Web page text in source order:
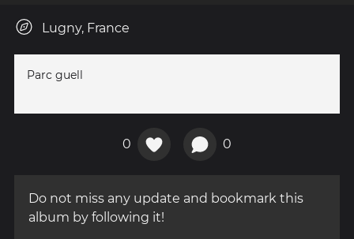
Lugny, France
Parc guell
0 0
Do not miss any update and bookmark this
album by following it!